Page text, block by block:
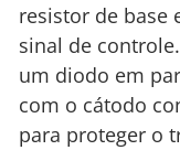
resistor de base
sinal de
um diodo em
com o cátodo
para proteger o